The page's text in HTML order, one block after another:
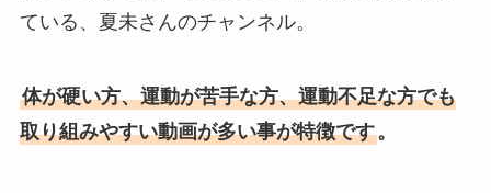
ている、夏未さんのチャンネル。
体が硬い方、運動が苦手な方、運動不足な方でも
取り組みやすい動画が多い事が特徴です。